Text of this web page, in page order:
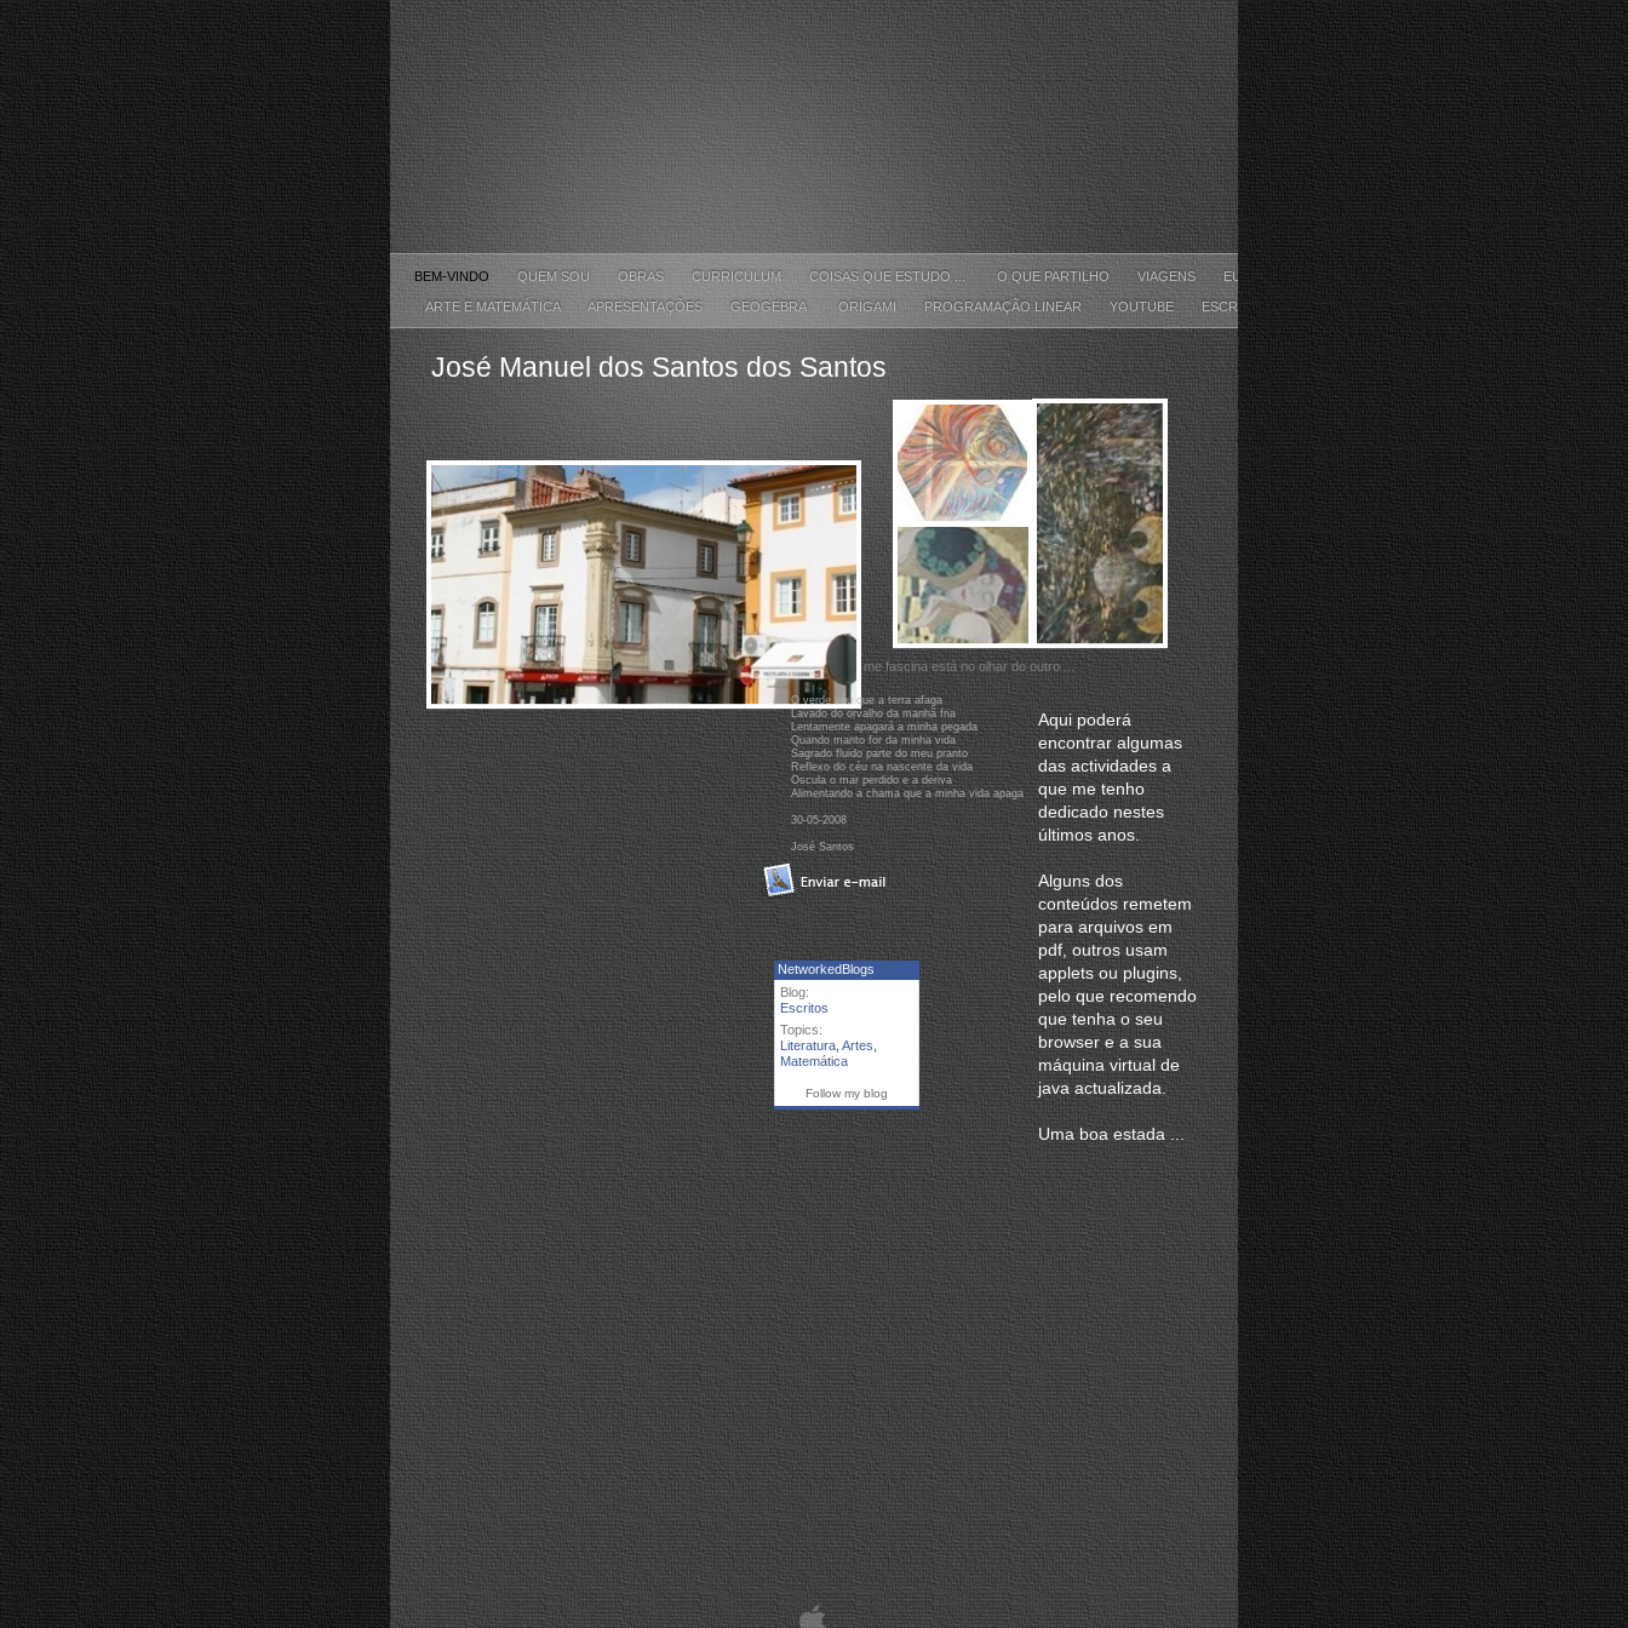
BEM-VINDO QUEM SOU OBRAS CURRICULUM COISAS QUE ESTUDO ... O QUE PARTILHO VIAGENS EUREKA
ARTE E MATEMÁTICA APRESENTAÇÕES GEOGEBRA ORIGAMI PROGRAMAÇÃO LINEAR YOUTUBE ESCRITOS
José Manuel dos Santos dos Santos
O olhar que me fascina está no olhar do outro ...
Aqui poderá
encontrar algumas
das actividades a
que me tenho
dedicado nestes
últimos anos.
Alguns dos
conteúdos remetem
para arquivos em
pdf, outros usam
applets ou plugins,
pelo que recomendo
que tenha o seu
browser e a sua
máquina virtual de
java actualizada.
Uma boa estada ...
O verde véu que a terra afaga
Lavado do orvalho da manhã fria
Lentamente apagará a minha pegada
Quando manto for da minha vida
Sagrado fluido parte do meu pranto
Reflexo do céu na nascente da vida
Oscula o mar perdido e a deriva
Alimentando a chama que a minha vida apaga
30‐05‐2008
José Santos